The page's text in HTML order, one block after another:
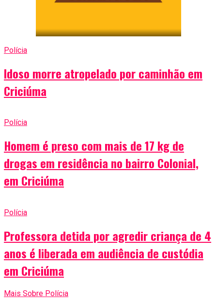
Polícia
Idoso morre atropelado por caminhão em
Criciúma
Polícia
Homem é preso com mais de 17 kg de
drogas em residência no bairro Colonial,
em Criciúma
Polícia
Professora detida por agredir criança de 4
anos é liberada em audiência de custódia
em Criciúma
Mais Sobre Polícia